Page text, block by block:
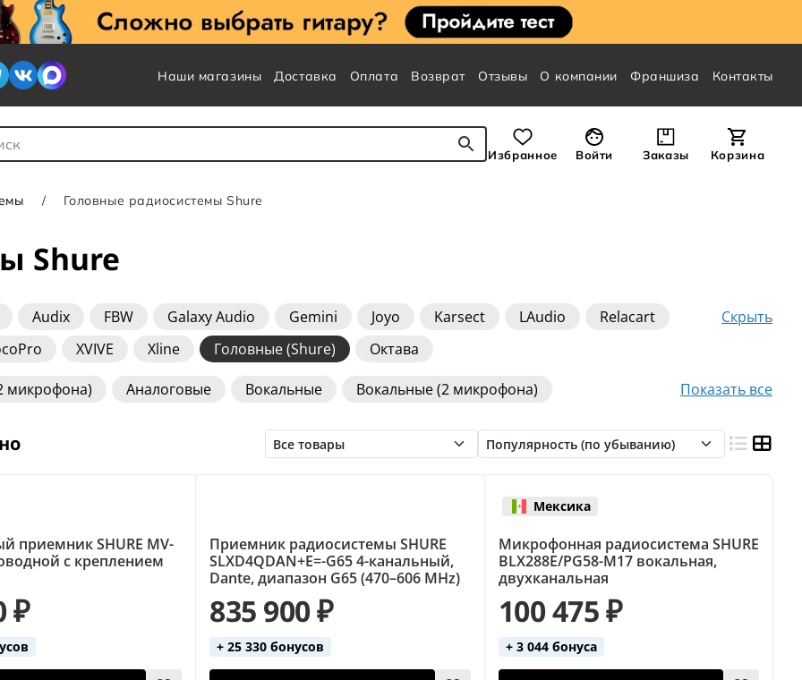
Наши магазины Доставка Оплата Возврат Отзывы О компании Франшиза Контакты
для Поиска
Избранное Войти Заказы Корзина
Головные радиосистемы Shure
Shure
Скрыть
Audix FBW Galaxy Audio Gemini Joyo Karsect LAudio
Relacart
XVIVE Xline Головные (Shure) Октава
Показать все
микрофона) Аналоговые Вокальные
Вокальные (2 микрофона)
(с ручным микрофоном) Вокальные цифровые Гитарные (AKG)
Гитарные (Line 6)
Инструментальные (Shure)
Настольные Петличные Петличные (2 микрофона)
Петличные (Sennheiser)
микрофон Ручные (2 микрофона) Ручные (2 микрофона)
Ручные микрофоны
ручным микрофоном)
приемник SHURE MV-
с креплением
₽
Приемник радиосистемы SHURE
SLXD4QDAN+E=-G65 4-канальный,
Dante, диапазон G65 (470–606 MHz)
835 900 ₽
+ 25 330 бонусов
Микрофонная радиосистема SHURE
BLX288E/PG58-M17 вокальная,
двухканальная
Мексика
100 475 ₽
+ 3 044 бонуса